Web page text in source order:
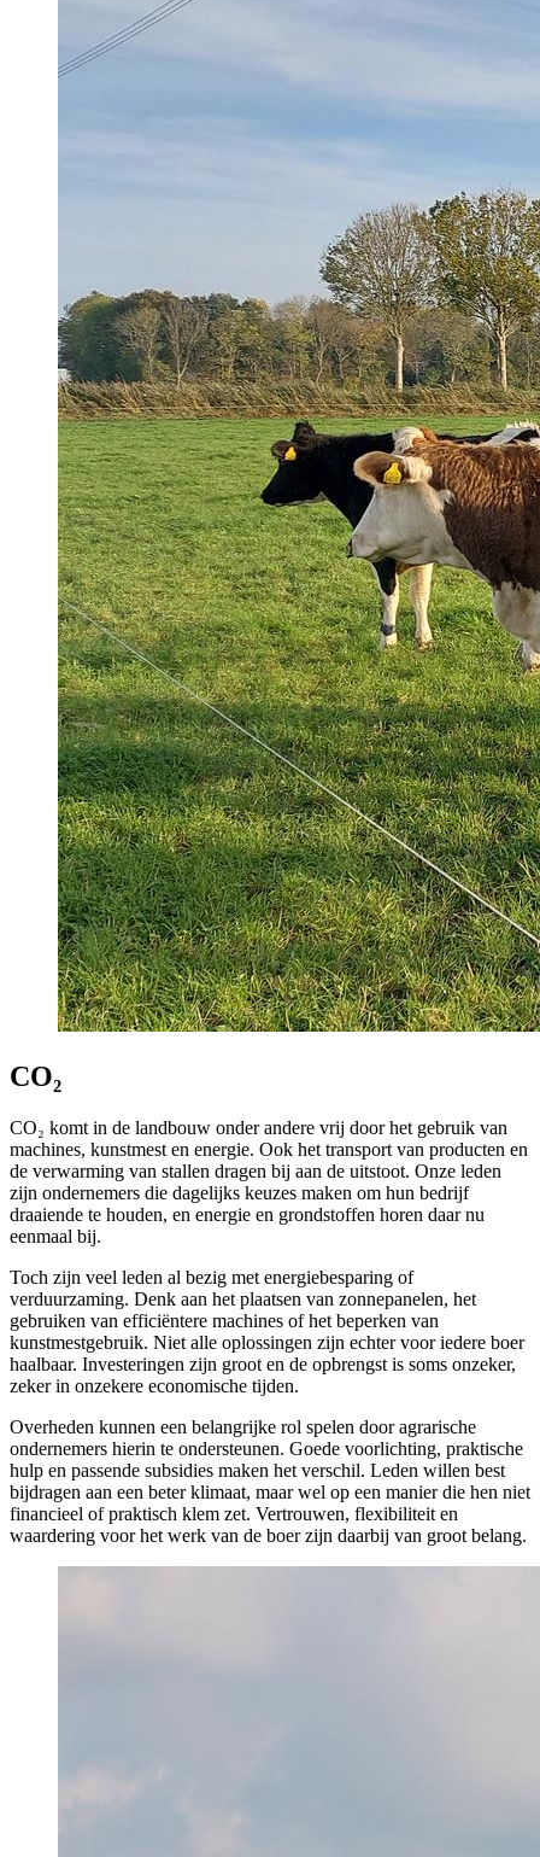
CO₂
CO₂ komt in de landbouw onder andere vrij door het gebruik van
machines, kunstmest en energie. Ook het transport van producten en
de verwarming van stallen dragen bij aan de uitstoot. Onze leden
zijn ondernemers die dagelijks keuzes maken om hun bedrijf
draaiende te houden, en energie en grondstoffen horen daar nu
eenmaal bij.
Toch zijn veel leden al bezig met energiebesparing of
verduurzaming. Denk aan het plaatsen van zonnepanelen, het
gebruiken van efficiëntere machines of het beperken van
kunstmestgebruik. Niet alle oplossingen zijn echter voor iedere boer
haalbaar. Investeringen zijn groot en de opbrengst is soms onzeker,
zeker in onzekere economische tijden.
Overheden kunnen een belangrijke rol spelen door agrarische
ondernemers hierin te ondersteunen. Goede voorlichting, praktische
hulp en passende subsidies maken het verschil. Leden willen best
bijdragen aan een beter klimaat, maar wel op een manier die hen niet
financieel of praktisch klem zet. Vertrouwen, flexibiliteit en
waardering voor het werk van de boer zijn daarbij van groot belang.